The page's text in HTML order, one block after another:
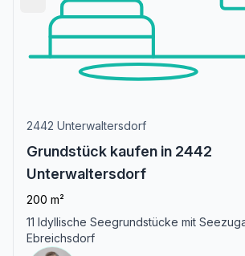
2442 Unterwaltersdorf
Grundstück kaufen in 2442
Unterwaltersdorf
200 m²
11 Idyllische Seegrundstücke mit
Ebreichsdorf